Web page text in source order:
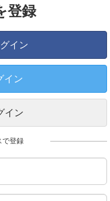
登録
イン
ン
イン
で登録